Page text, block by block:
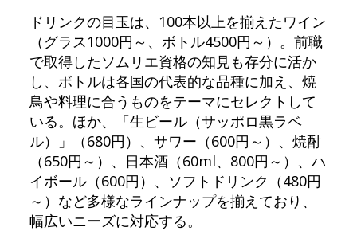
ドリンクの目玉は、100本以上を揃えたワイン
（グラス1000円～、ボトル4500円～）。前職
で取得したソムリエ資格の知見も存分に活か
し、ボトルは各国の代表的な品種に加え、焼
鳥や料理に合うものをテーマにセレクトして
いる。ほか、「生ビール（サッポロ黒ラベ
ル）」（680円）、サワー（600円～）、焼酎
（650円～）、日本酒（60ml、800円～）、ハ
イボール（600円）、ソフトドリンク（480円
～）など多様なラインナップを揃えており、
幅広いニーズに対応する。